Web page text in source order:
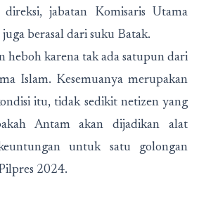
jabatan Komisaris Utama
berasal dari suku Batak.
heboh karena tak ada satupun dari
Islam. Kesemuanya merupakan
itu, tidak sedikit netizen yang
Antam akan dijadikan alat
untuk satu golongan
2024.